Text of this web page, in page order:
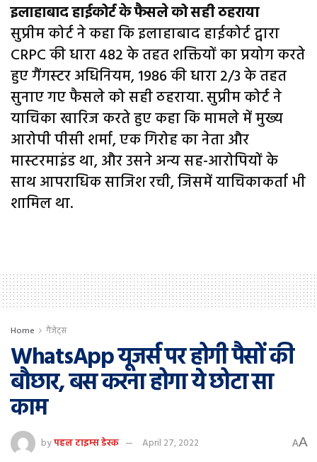
इलाहाबाद हाईकोर्ट के फैसले को सही ठहराया
सुप्रीम कोर्ट ने कहा कि इलाहाबाद हाईकोर्ट द्वारा
CRPC की धारा 482 के तहत शक्तियों का प्रयोग करते
हुए गैंगस्टर अधिनियम, 1986 की धारा 2/3 के तहत
सुनाए गए फैसले को सही ठहराया. सुप्रीम कोर्ट ने
याचिका खारिज करते हुए कहा कि मामले में मुख्य
आरोपी पीसी शर्मा, एक गिरोह का नेता और
मास्टरमाइंड था, और उसने अन्य सह-आरोपियों के
साथ आपराधिक साजिश रची, जिसमें याचिकाकर्ता भी
शामिल था.
Home गैजेट्स
WhatsApp यूजर्स पर होगी पैसों की
बौछार, बस करना होगा ये छोटा सा
काम
byपहल टाइम्स डेस्क April 27, 2022 AA